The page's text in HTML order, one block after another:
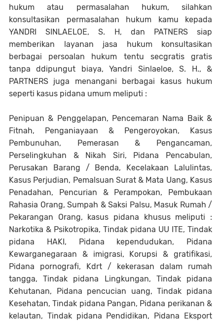
hukum atau permasalahan hukum, silahkan
konsultasikan permasalahan hukum kamu kepada
YANDRI SINLAELOE, S. H, dan PATNERS siap
memberikan layanan jasa hukum konsultasikan
berbagai persoalan hukum tentu secgratis gratis
tanpa ddipungut biaya, Yandri Sinlaeloe, S. H., &
PARTNERS juga menangani berbagai kasus hukum
seperti kasus pidana umum meliputi :
Penipuan & Penggelapan, Pencemaran Nama Baik &
Fitnah, Penganiayaan & Pengeroyokan, Kasus
Pembunuhan, Pemerasan & Pengancaman,
Perselingkuhan & Nikah Siri, Pidana Pencabulan,
Perusakan Barang / Benda, Kecelakaan Lalulintas,
Kasus Perjudian, Pemalsuan Surat & Mata Uang, Kasus
Penadahan, Pencurian & Perampokan, Pembukaan
Rahasia Orang, Sumpah & Saksi Palsu, Masuk Rumah /
Pekarangan Orang, kasus pidana khusus meliputi :
Narkotika & Psikotropika, Tindak pidana UU ITE, Tindak
pidana HAKI, Pidana kependudukan, Pidana
Kewarganegaraan & imigrasi, Korupsi & gratifikasi,
Pidana pornografi, Kdrt / kekerasan dalam rumah
tangga, Tindak pidana Lingkungan, Tindak pidana
Kehutanan, Pidana pencucian uang, Tindak pidana
Kesehatan, Tindak pidana Pangan, Pidana perikanan &
kelautan, Tindak pidana Pendidikan, Pidana Eksport